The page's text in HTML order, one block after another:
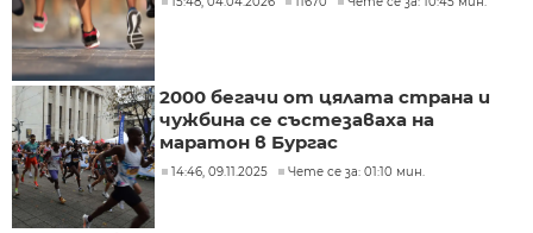
2000 бегачи от цялата страна и
чужбина се състезаваха на
маратон в Бургас
14:46, 09.11.2025 Чете се за: 01:10 мин.